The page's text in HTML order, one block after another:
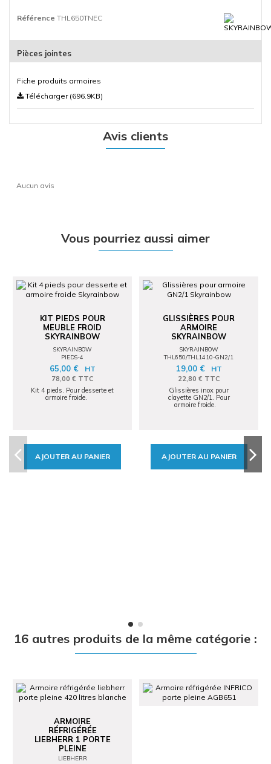
Référence THL650TNEC
Pièces jointes
Fiche produits armoires
Télécharger (696.9KB)
Avis clients
Aucun avis
Vous pourriez aussi aimer
KIT PIEDS POUR
MEUBLE FROID
SKYRAINBOW
SKYRAINBOW
PIEDS-4
65,00 € HT
78,00 € TTC
Kit 4 pieds. Pour desserte et
armoire froide.
AJOUTER AU PANIER
GLISSIÈRES POUR
ARMOIRE
SKYRAINBOW
SKYRAINBOW
THL650/THL1410-GN2/1
19,00 € HT
22,80 € TTC
Glissières inox pour
clayette GN2/1. Pour
armoire froide.
AJOUTER AU PANIER
16 autres produits de la même catégorie :
ARMOIRE
RÉFRIGÉRÉE
LIEBHERR 1 PORTE
PLEINE
LIEBHERR